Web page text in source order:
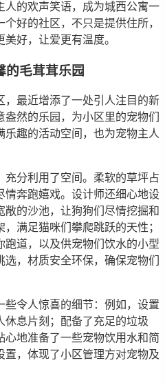
人的欢声笑语，成为城西公寓一
好的社区，不只是提供住所，
好，让爱更有温度。
的毛茸茸乐园
，最近增添了一处引人注目的新
然的乐园，为小区里的宠物们
趣的活动空间，也为宠物主人
充分利用了空间。柔软的草坪占
情奔跑嬉戏。设计师还细心地设
的沙池，让狗狗们尽情挖掘和
满足猫咪们攀爬跳跃的天性；
道，以及供宠物们饮水的小型
，材质安全环保，确保宠物们
些令人惊喜的细节：例如，设置
休息片刻；配备了充足的垃圾
地准备了一些宠物饮用水和简
，体现了小区管理方对宠物及